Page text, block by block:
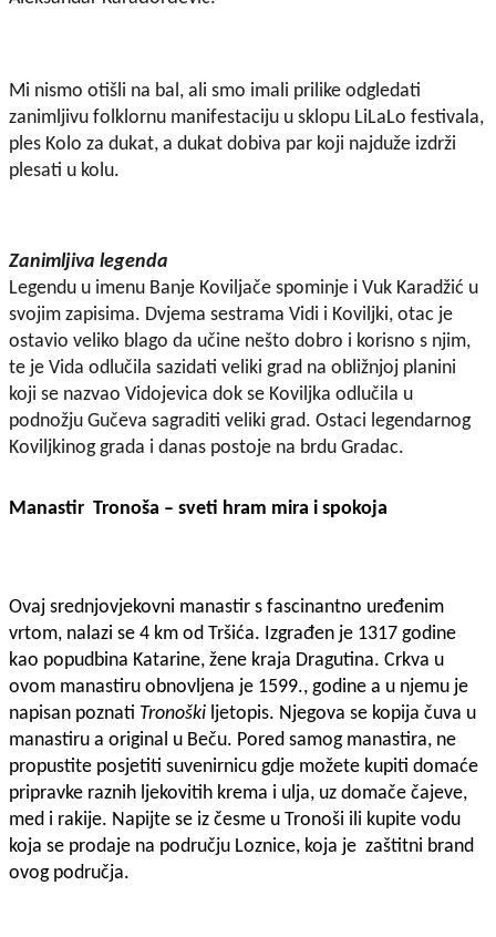
Mi nismo otišli na bal, ali smo imali prilike odgledati
zanimljivu folklornu manifestaciju u sklopu LiLaLo festivala,
ples Kolo za dukat, a dukat dobiva par koji najduže izdrži
plesati u kolu.
Zanimljiva legenda
Legendu u imenu Banje Koviljače spominje i Vuk Karadžić u
svojim zapisima. Dvjema sestrama Vidi i Koviljki, otac je
ostavio veliko blago da učine nešto dobro i korisno s njim,
te je Vida odlučila sazidati veliki grad na obližnjoj planini
koji se nazvao Vidojevica dok se Koviljka odlučila u
podnožju Gučeva sagraditi veliki grad. Ostaci legendarnog
Koviljkinog grada i danas postoje na brdu Gradac.
Manastir Tronoša – sveti hram mira i spokoja
Ovaj srednjovjekovni manastir s fascinantno uređenim
vrtom, nalazi se 4 km od Tršića. Izgrađen je 1317 godine
kao popudbina Katarine, žene kraja Dragutina. Crkva u
ovom manastiru obnovljena je 1599., godine a u njemu je
napisan poznati Tronoški ljetopis. Njegova se kopija čuva u
manastiru a original u Beču. Pored samog manastira, ne
propustite posjetiti suvenirnicu gdje možete kupiti domaće
pripravke raznih ljekovitih krema i ulja, uz domače čajeve,
med i rakije. Napijte se iz česme u Tronoši ili kupite vodu
koja se prodaje na području Loznice, koja je zaštitni brand
ovog područja.